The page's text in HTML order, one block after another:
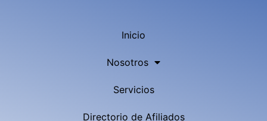
Inicio
Nosotros
Servicios
Directorio de Afiliados